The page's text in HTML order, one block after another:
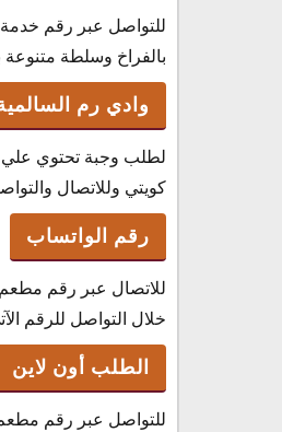
للتواصل عبر رقم
بالفراخ وسلطة متنوعة
وادي رم
لطلب وجبة تحتوي علي
كويتي وللاتصال
رقم الواتساب
للاتصال عبر رقم
خلال التواصل للرقم الآتي وهو :
الطلب أون لاين
للتواصل عبر رقم